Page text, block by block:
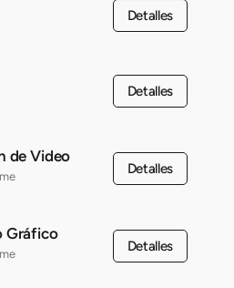
Detalles
Detalles
de Video
Detalles
Gráfico
Detalles